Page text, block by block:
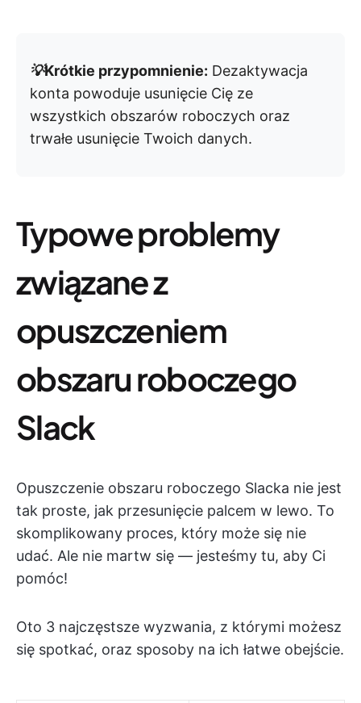
💡Krótkie przypomnienie: Dezaktywacja
konta powoduje usunięcie Cię ze
wszystkich obszarów roboczych oraz
trwałe usunięcie Twoich danych.
Typowe problemy
związane z
opuszczeniem
obszaru roboczego
Slack
Opuszczenie obszaru roboczego Slacka nie jest
tak proste, jak przesunięcie palcem w lewo. To
skomplikowany proces, który może się nie
udać. Ale nie martw się — jesteśmy tu, aby Ci
pomóc!
Oto 3 najczęstsze wyzwania, z którymi możesz
się spotkać, oraz sposoby na ich łatwe obejście.